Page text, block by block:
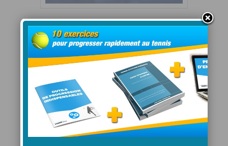
Stop aux fautes sur
balles courtes